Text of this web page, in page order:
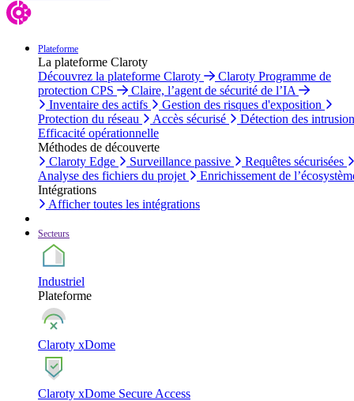
Plateforme
La plateforme Claroty
Découvrez la plateforme Claroty
Claroty Programme de
protection CPS
Claire, l’agent de sécurité de l’IA
Inventaire des actifs
Gestion des risques d'exposition
Protection du réseau
Accès sécurisé
Détection des
Efficacité opérationnelle
Méthodes de découverte
Claroty Edge
Surveillance passive
Requêtes sécurisées
Analyse des fichiers du projet
Enrichissement de
Intégrations
Afficher toutes les intégrations
Secteurs
Industriel
Plateforme
Claroty xDome
Claroty xDome Secure Access